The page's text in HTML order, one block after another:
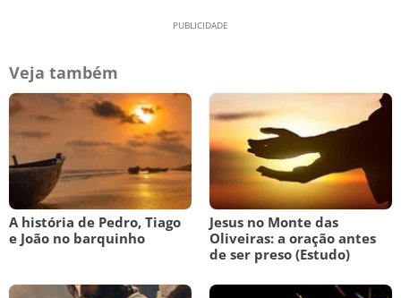
Veja também
A história de Pedro, Tiago
e João no barquinho
Jesus no Monte das
Oliveiras: a oração antes
de ser preso (Estudo)